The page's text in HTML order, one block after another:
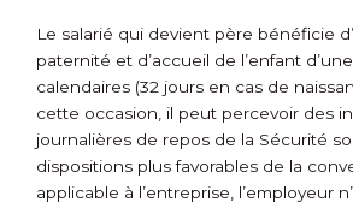
Le salarié qui devient père bénéficie
paternité et d’accueil de l’enfant
calendaires (32 jours en cas de
cette occasion, il peut percevoir des
journalières de repos de la Sécurité
dispositions plus favorables de la
applicable à l’entreprise, l’employeur